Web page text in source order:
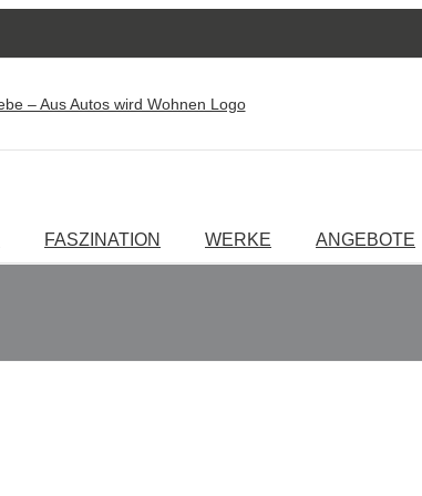
FASZINATION WERKE ANGEBOTE